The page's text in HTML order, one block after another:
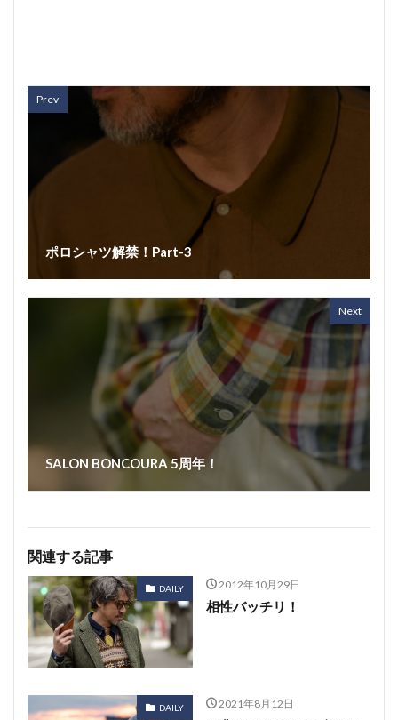
Prev
ポロシャツ解禁！Part-3
Next
SALON BONCOURA 5周年！
関連する記事
DAILY 2012年10月29日
相性バッチリ！
DAILY 2021年8月12日